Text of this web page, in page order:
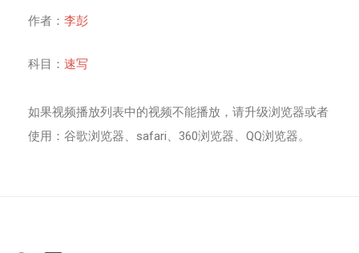
作者： 李彭
科目： 速写
如果视频播放列表中的视频不能播放，请升级浏览器或者
使用：谷歌浏览器、safari、360浏览器、QQ浏览器。